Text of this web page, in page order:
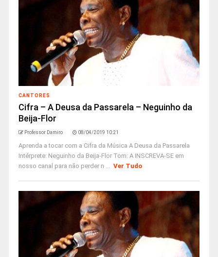
CANTORES
Cifra – A Deusa da Passarela – Neguinho da
Beija-Flor
Professor Damiro 08/04/2019 10:21
Aprenda a tocar com a Cifra da Música A Deusa da Passarela
Intérprete: Neguinho da Beija-Flor Tom: A INSCREVA-SE em
nosso canal para não perder n ... Ver Tudo